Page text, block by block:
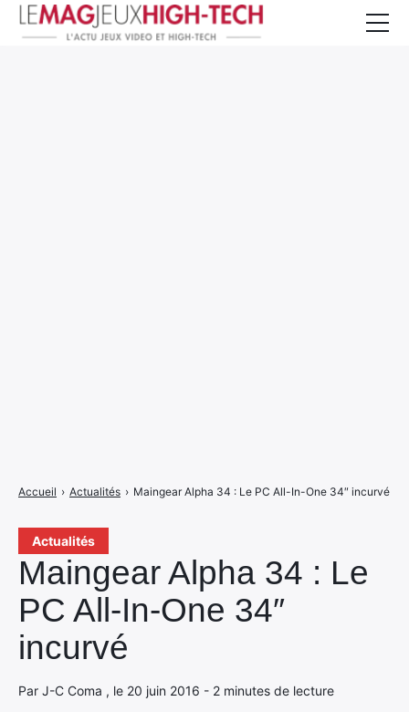
Actualités
Maingear Alpha 34 : Le
PC All-In-One 34″
incurvé
Par J-C Coma , le 20 juin 2016 - 2 minutes de lecture
Accueil › Actualités › Maingear Alpha 34 : Le PC All-In-One 34″ incurvé